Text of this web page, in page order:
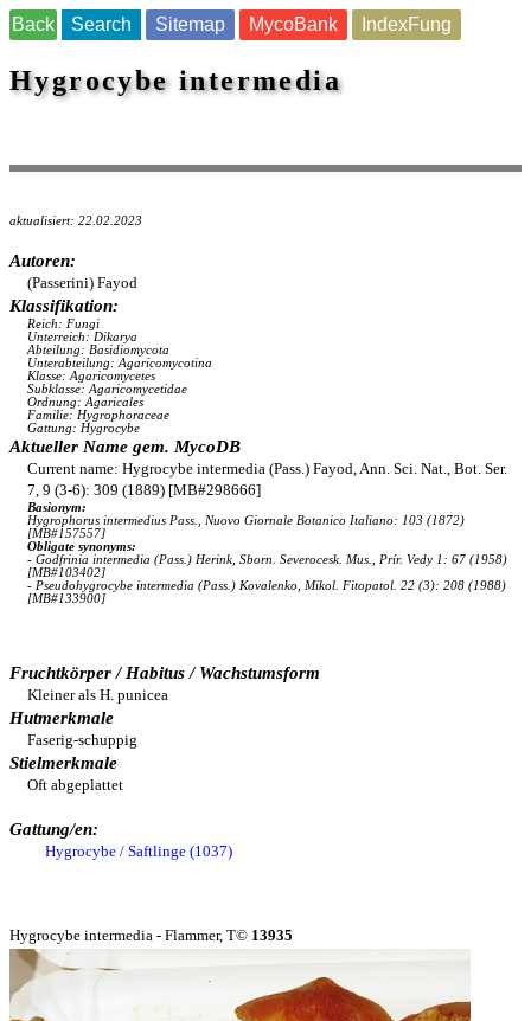
Back Search Sitemap MycoBank IndexFung
Hygrocybe intermedia
aktualisiert: 22.02.2023
Autoren:
(Passerini) Fayod
Klassifikation:
Reich: Fungi
Unterreich: Dikarya
Abteilung: Basidiomycota
Unterabteilung: Agaricomycotina
Klasse: Agaricomycetes
Subklasse: Agaricomycetidae
Ordnung: Agaricales
Familie: Hygrophoraceae
Gattung: Hygrocybe
Aktueller Name gem. MycoDB
Current name: Hygrocybe intermedia (Pass.) Fayod, Ann. Sci. Nat., Bot. Ser.
7, 9 (3-6): 309 (1889) [MB#298666]
Basionym:
Hygrophorus intermedius Pass., Nuovo Giornale Botanico Italiano: 103 (1872)
[MB#157557]
Obligate synonyms:
- Godfrinia intermedia (Pass.) Herink, Sborn. Severocesk. Mus., Prír. Vedy 1: 67 (1958)
[MB#103402]
- Pseudohygrocybe intermedia (Pass.) Kovalenko, Mikol. Fitopatol. 22 (3): 208 (1988)
[MB#133900]
Fruchtkörper / Habitus / Wachstumsform
Kleiner als H. punicea
Hutmerkmale
Faserig-schuppig
Stielmerkmale
Oft abgeplattet
Gattung/en:
Hygrocybe / Saftlinge (1037)
Hygrocybe intermedia - Flammer, T© 13935